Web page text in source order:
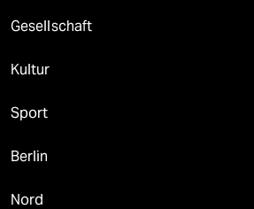
wahrheit
verlag
verlag
veranstaltungen
Gesellschaft
Kultur
Sport
Berlin
Nord